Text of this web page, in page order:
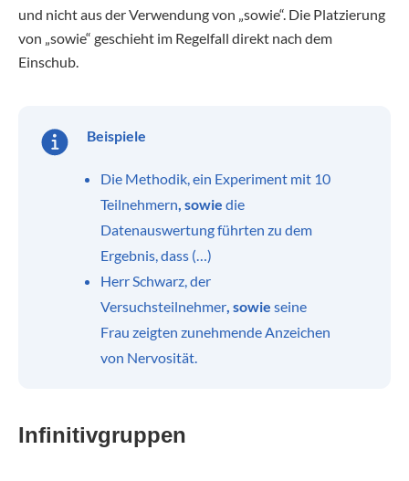
und nicht aus der Verwendung von „sowie“. Die Platzierung
von „sowie“ geschieht im Regelfall direkt nach dem
Einschub.
Beispiele
Die Methodik, ein Experiment mit 10
Teilnehmern, sowie die
Datenauswertung führten zu dem
Ergebnis, dass (…)
Herr Schwarz, der
Versuchsteilnehmer, sowie seine
Frau zeigten zunehmende Anzeichen
von Nervosität.
Infinitivgruppen